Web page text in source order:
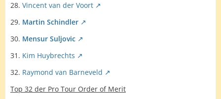
28. Vincent van der Voort
29. Martin Schindler
30. Mensur Suljovic
31. Kim Huybrechts
32. Raymond van Barneveld
Top 32 der Pro Tour Order of Merit